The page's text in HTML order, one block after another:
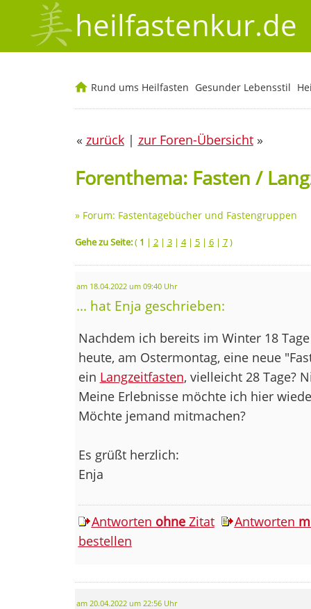
heilfastenkur.de
Rund ums Heilfasten Gesunder Lebensstil
« zurück| zur Foren-Übersicht»
Forenthema: Fasten /
» Forum: Fastentagebücher und Fastengruppen
Gehe zu Seite:( 1 | 2| 3| 4| 5| 6| 7)
am 18.04.2022 um 09:40 Uhr
... hat Enja geschrieben:
Nachdem ich bereits im Winter 18
heute, am Ostermontag, eine neue
ein Langzeitfasten, vielleicht 28 Tage?
Meine Erlebnisse möchte ich hier
Möchte jemand mitmachen?
Es grüßt herzlich:
Enja
Antworten ohneZitat Antworten
bestellen
am 20.04.2022 um 22:56 Uhr